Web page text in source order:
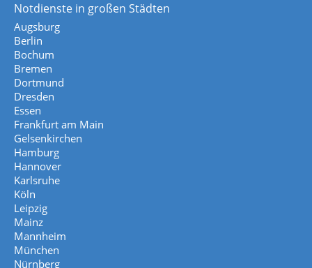
Notdienste in großen Städten
Augsburg
Berlin
Bochum
Bremen
Dortmund
Dresden
Essen
Frankfurt am Main
Gelsenkirchen
Hamburg
Hannover
Karlsruhe
Köln
Leipzig
Mainz
Mannheim
München
Nürnberg